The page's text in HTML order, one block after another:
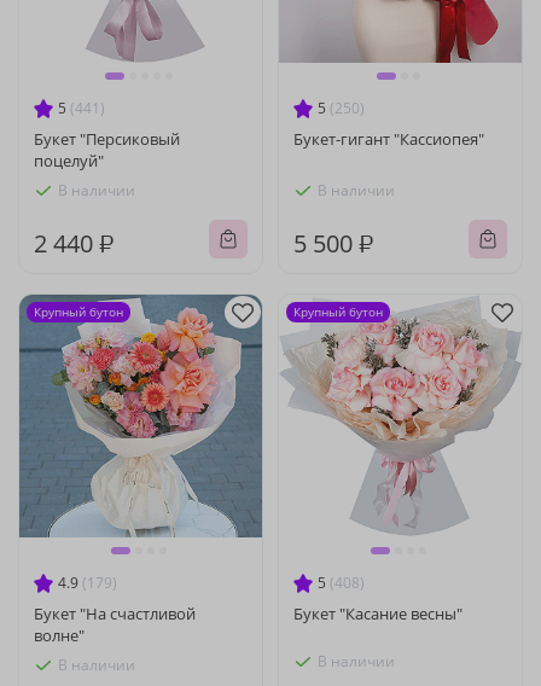
5 (441)
Букет "Персиковый
поцелуй"
В наличии
2 440 ₽
5 (250)
Букет-гигант "Кассиопея"
В наличии
5 500 ₽
4.9 (179)
Букет "На счастливой
волне"
В наличии
Крупный бутон
5 (408)
Букет "Касание весны"
В наличии
Крупный бутон